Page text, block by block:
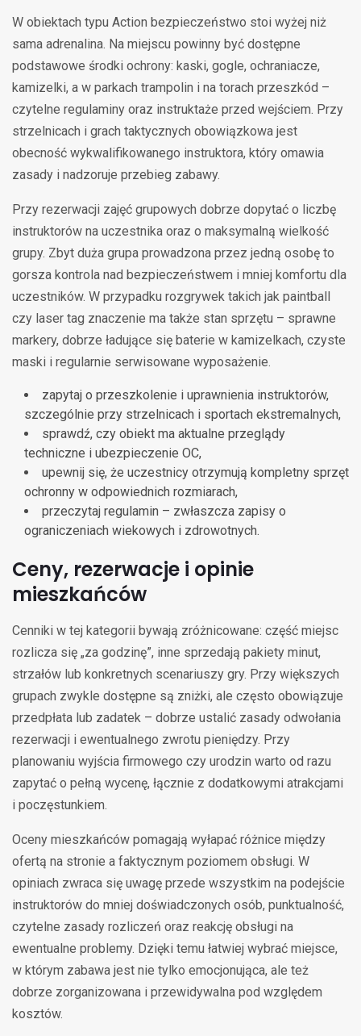
W obiektach typu Action bezpieczeństwo stoi wyżej niż
sama adrenalina. Na miejscu powinny być dostępne
podstawowe środki ochrony: kaski, gogle, ochraniacze,
kamizelki, a w parkach trampolin i na torach przeszkód –
czytelne regulaminy oraz instruktaże przed wejściem. Przy
strzelnicach i grach taktycznych obowiązkowa jest
obecność wykwalifikowanego instruktora, który omawia
zasady i nadzoruje przebieg zabawy.
Przy rezerwacji zajęć grupowych dobrze dopytać o liczbę
instruktorów na uczestnika oraz o maksymalną wielkość
grupy. Zbyt duża grupa prowadzona przez jedną osobę to
gorsza kontrola nad bezpieczeństwem i mniej komfortu dla
uczestników. W przypadku rozgrywek takich jak paintball
czy laser tag znaczenie ma także stan sprzętu – sprawne
markery, dobrze ładujące się baterie w kamizelkach, czyste
maski i regularnie serwisowane wyposażenie.
zapytaj o przeszkolenie i uprawnienia instruktorów,
szczególnie przy strzelnicach i sportach ekstremalnych,
sprawdź, czy obiekt ma aktualne przeglądy
techniczne i ubezpieczenie OC,
upewnij się, że uczestnicy otrzymują kompletny sprzęt
ochronny w odpowiednich rozmiarach,
przeczytaj regulamin – zwłaszcza zapisy o
ograniczeniach wiekowych i zdrowotnych.
Ceny, rezerwacje i opinie
mieszkańców
Cenniki w tej kategorii bywają zróżnicowane: część miejsc
rozlicza się „za godzinę”, inne sprzedają pakiety minut,
strzałów lub konkretnych scenariuszy gry. Przy większych
grupach zwykle dostępne są zniżki, ale często obowiązuje
przedpłata lub zadatek – dobrze ustalić zasady odwołania
rezerwacji i ewentualnego zwrotu pieniędzy. Przy
planowaniu wyjścia firmowego czy urodzin warto od razu
zapytać o pełną wycenę, łącznie z dodatkowymi atrakcjami
i poczęstunkiem.
Oceny mieszkańców pomagają wyłapać różnice między
ofertą na stronie a faktycznym poziomem obsługi. W
opiniach zwraca się uwagę przede wszystkim na podejście
instruktorów do mniej doświadczonych osób, punktualność,
czytelne zasady rozliczeń oraz reakcję obsługi na
ewentualne problemy. Dzięki temu łatwiej wybrać miejsce,
w którym zabawa jest nie tylko emocjonująca, ale też
dobrze zorganizowana i przewidywalna pod względem
kosztów.